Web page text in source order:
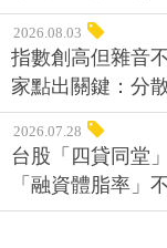
2026.08.03
指數創高但雜音
家點出關鍵：分
2026.07.28
台股「四貸同堂
「融資體脂率」